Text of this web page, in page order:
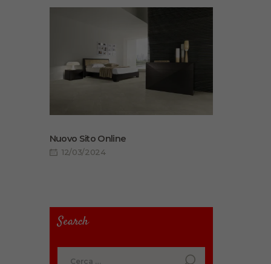
Nuovo Sito Online
12/03/2024
Search